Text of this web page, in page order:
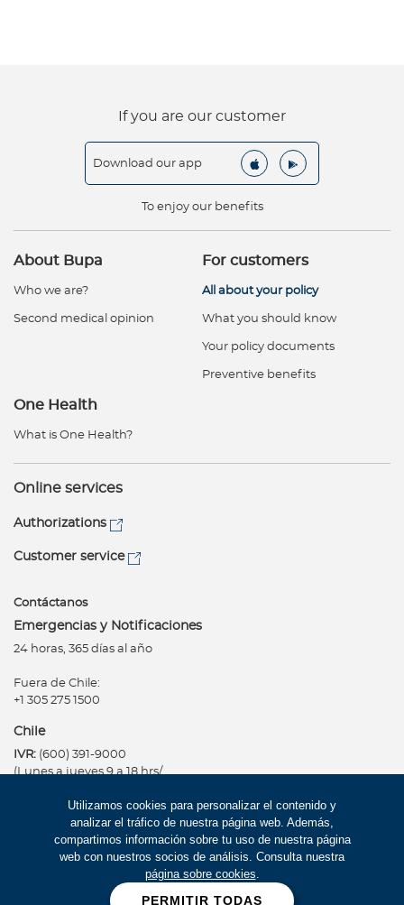
Utilizamos cookies para personalizar el contenido y
analizar el tráfico de nuestra página web. Además,
compartimos información sobre tu uso de nuestra página
web con nuestros socios de análisis. Consulta nuestra
página sobre cookies.
PERMITIR TODAS
If you are our customer
Download our app
To enjoy our benefits
About Bupa
Who we are?
Second medical opinion
For customers
All about your policy
What you should know
Your policy documents
Preventive benefits
One Health
What is One Health?
Online services
Authorizations
Customer service
Contáctanos
Emergencias y Notificaciones
24 horas, 365 días al año
Fuera de Chile:
+1 305 275 1500
Chile
IVR: (600) 391-9000
(Lunes a jueves 9 a 18 hrs/
atencionsaludglobal@bupa.cl
Facility Finder